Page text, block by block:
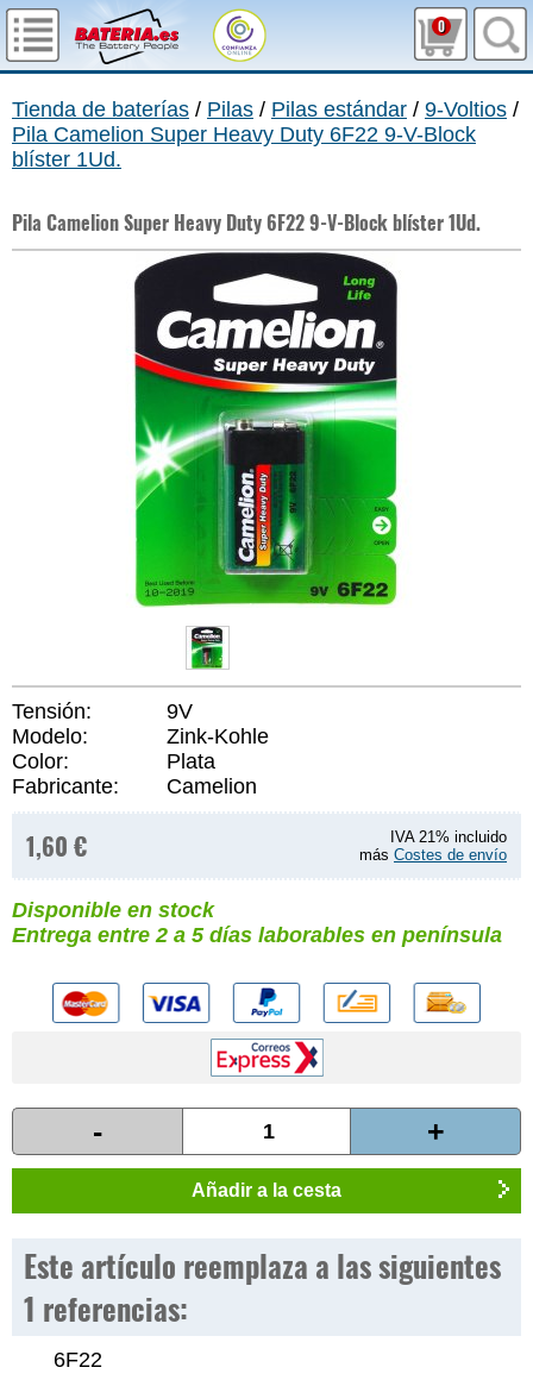
0
Tienda de baterías / Pilas / Pilas estándar / 9-Voltios /
Pila Camelion Super Heavy Duty 6F22 9-V-Block
blíster 1Ud.
Pila Camelion Super Heavy Duty 6F22 9-V-Block blíster 1Ud.
Tensión:
9V
Modelo:
Zink-Kohle
Color:
Plata
Fabricante:
Camelion
1,60 €
IVA 21% incluido
más Costes de envío
Disponible en stock
Entrega entre 2 a 5 días laborables en península
- +
Añadir a la cesta
Este artículo reemplaza a las siguientes
1 referencias:
6F22